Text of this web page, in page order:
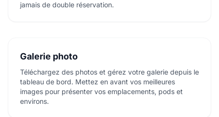
jamais de double réservation.
Galerie photo
Téléchargez des photos et gérez votre galerie depuis le
tableau de bord. Mettez en avant vos meilleures
images pour présenter vos emplacements, pods et
environs.